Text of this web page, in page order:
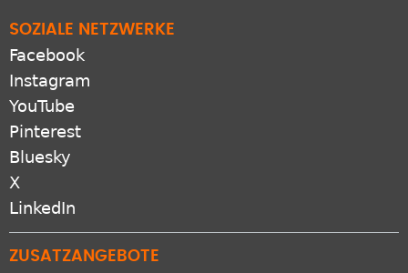
Facebook
Instagram
YouTube
Pinterest
Bluesky
X
LinkedIn
RSS-feeds